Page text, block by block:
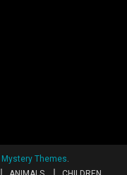
Mystery Themes.